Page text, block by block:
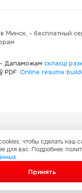
Минск, - бесплатный
Дапаможам скласці
PDF. Online resume
структуру и
и
и интеллектуальной
материалов
чтобы сделать наш
для вас. Подробнее:
.
Принять